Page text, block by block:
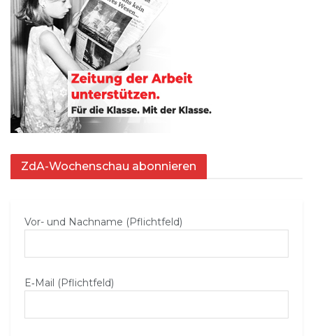
ZdA-Wochenschau abonnieren
Vor- und Nachname (Pflichtfeld)
E‑Mail (Pflichtfeld)